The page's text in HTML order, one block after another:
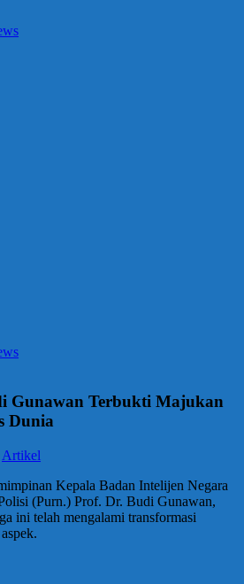
Gunawan Terbukti Majukan
Dunia
Artikel
Kepala Badan Intelijen Negara
(Purn.) Prof. Dr. Budi Gunawan,
ini telah mengalami transformasi